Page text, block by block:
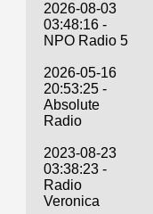
2026-08-03
03:48:16 -
NPO Radio 5
2026-05-16
20:53:25 -
Absolute
Radio
2023-08-23
03:38:23 -
Radio
Veronica